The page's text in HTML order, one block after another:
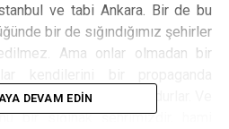
ve tabi Ankara. Bir de bu
bir de sığındığımız şehirler
Ama onlar olmadan bir
kadar vakumdurlar. Ve
bir sığınak şehrimizdir, hami
DEVAM EDIN